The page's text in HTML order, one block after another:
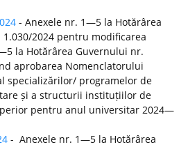
- Anexele nr. 1—5 la Hotărârea
2024 pentru modificarea
la Hotărârea Guvernului nr.
aprobarea Nomenclatorului
specializărilor/ programelor de
și a structurii instituțiilor de
pentru anul universitar 2024—
- Anexele nr. 1—5 la Hotărârea